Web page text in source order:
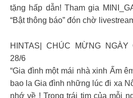
tặng hấp dẫn! Tham gia
“Bật thông báo” đón chờ
HINTAS| CHÚC MỪNG
28/6
“Gia đình một mái nhà xinh Ấm
bao la Gia đình những lúc đi xa
nhớ về ! Trong trái tim của mỗi